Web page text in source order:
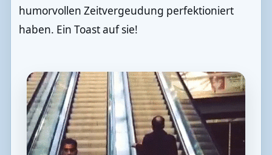
humorvollen Zeitvergeudung perfektioniert
haben. Ein Toast auf sie!